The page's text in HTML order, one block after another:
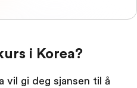
i Korea?
vil gi deg sjansen til å